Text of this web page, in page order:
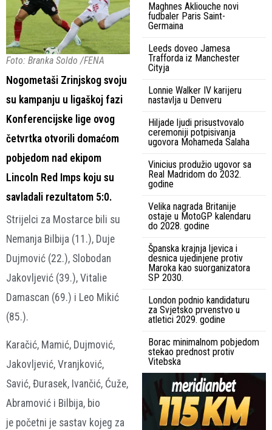
Foto: Branka Soldo /FENA
Nogometaši Zrinjskog svoju
su kampanju u ligaškoj fazi
Konferencijske lige ovog
četvrtka otvorili domaćom
pobjedom nad ekipom
Lincoln Red Imps koju su
savladali rezultatom 5:0.
Strijelci za Mostarce bili su
Nemanja Bilbija (11.), Duje
Dujmović (22.), Slobodan
Jakovljević (39.), Vitalie
Damascan (69.) i Leo Mikić
(85.).
Karačić, Mamić, Dujmović,
Jakovljević, Vranjković,
Savić, Đurasek, Ivančić, Ćuže,
Abramović i Bilbija, bio
je početni je sastav kojeg za
Maghnes Akliouche novi
fudbaler Paris Saint-
Germaina
Leeds doveo Jamesa
Trafforda iz Manchester
Cityja
Lonnie Walker IV karijeru
nastavlja u Denveru
Hiljade ljudi prisustvovalo
ceremoniji potpisivanja
ugovora Mohameda Salaha
Vinicius produžio ugovor sa
Real Madridom do 2032.
godine
Velika nagrada Britanije
ostaje u MotoGP kalendaru
do 2028. godine
Španska krajnja ljevica i
desnica ujedinjene protiv
Maroka kao suorganizatora
SP 2030.
London podnio kandidaturu
za Svjetsko prvenstvo u
atletici 2029. godine
Borac minimalnom pobjedom
stekao prednost protiv
Vitebska